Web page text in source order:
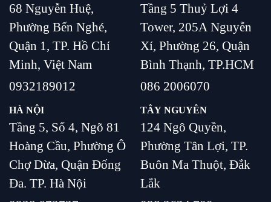
68 Nguyễn Huệ,
Phường Bến Nghé,
Quận 1, TP. Hồ Chí
Minh, Việt Nam
0932189012
HÀ NỘI
Tầng 5, Số 4, Ngõ 81
Hoàng Cầu, Phường Ô
Chợ Dừa, Quận Đống
Đa. TP. Hà Nội
Tầng 5 Thuỷ Lợi 4
Tower, 205A Nguyễn
Xí, Phường 26, Quận
Bình Thạnh, TP.HCM
086 2006070
TÂY NGUYÊN
124 Ngô Quyền,
Phường Tân Lợi, TP.
Buôn Ma Thuột, Đắk
Lắk